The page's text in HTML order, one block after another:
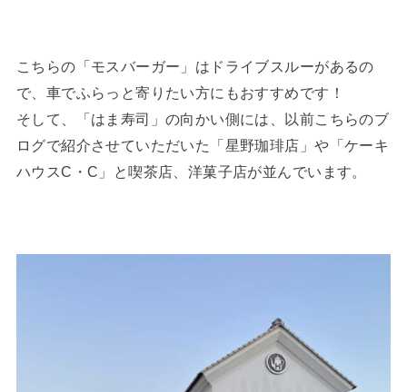
こちらの「モスバーガー」はドライブスルーがあるの
で、車でふらっと寄りたい方にもおすすめです！
そして、「はま寿司」の向かい側には、以前こちらのブ
ログで紹介させていただいた「星野珈琲店」や「ケーキ
ハウスC・C」と喫茶店、洋菓子店が並んでいます。